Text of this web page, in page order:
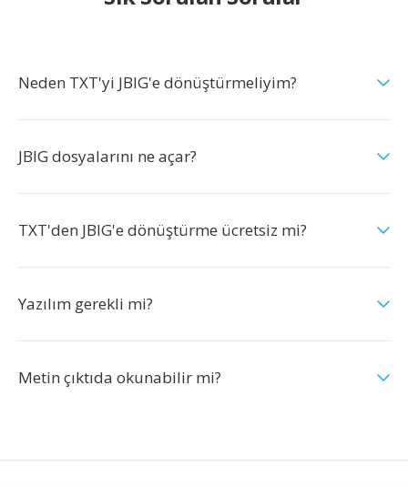
Neden TXT'yi JBIG'e dönüştürmeliyim?
JBIG dosyalarını ne açar?
TXT'den JBIG'e dönüştürme ücretsiz mi?
Yazılım gerekli mi?
Metin çıktıda okunabilir mi?